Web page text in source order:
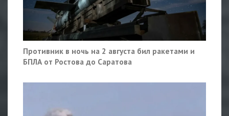
Противник в ночь на 2 августа бил ракетами и
БПЛА от Ростова до Саратова